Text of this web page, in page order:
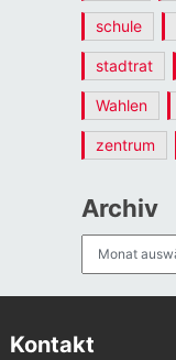
schule
stadtrat
Wahlen
zentrum
Archiv
Kontakt